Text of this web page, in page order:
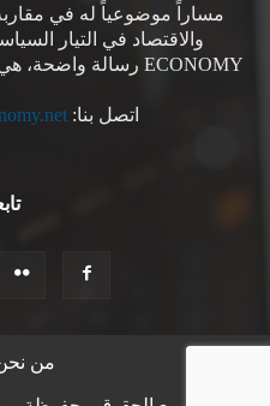
مساراً موضوعياً له في
ECONOMY رسالة واضحة، هي: تغليب الاقتصاد على السياسة.
اتصل بنا:
من